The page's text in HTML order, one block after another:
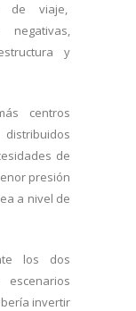
de viaje,
y
centros
de
presión
a nivel de
los dos
invertir